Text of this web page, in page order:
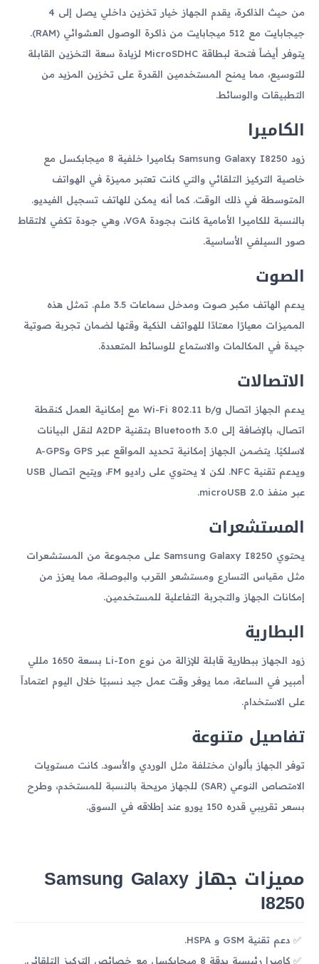
من حيث الذاكرة، يقدم الجهاز خيار تخزين داخلي يصل إلى 4
جيجابايت مع 512 ميجابايت من ذاكرة الوصول العشوائي (RAM).
يتوفر أيضاً فتحة لبطاقة MicroSDHC لزيادة سعة التخزين القابلة
للتوسيع، مما يمنح المستخدمين القدرة على تخزين المزيد من
التطبيقات والوسائط.
الكاميرا
زود Samsung Galaxy I8250 بكاميرا خلفية 8 ميجابكسل مع
خاصية التركيز التلقائي والتي كانت تعتبر مميزة في الهواتف
المتوسطة في ذلك الوقت. كما أنه يمكن للهاتف تسجيل الفيديو.
بالنسبة للكاميرا الأمامية كانت بجودة VGA، وهي جودة تكفي لالتقاط
صور السيلفي الأساسية.
الصوت
يدعم الهاتف مكبر صوت ومدخل سماعات 3.5 ملم. تمثل هذه
المميزات معيارًا معتادًا للهواتف الذكية وقتها لضمان تجربة صوتية
جيدة في المكالمات والاستماع للوسائط المتعددة.
الاتصالات
يدعم الجهاز اتصال Wi-Fi 802.11 b/g مع إمكانية العمل كنقطة
اتصال، بالإضافة إلى Bluetooth 3.0 بتقنية A2DP لنقل البيانات
لاسلكيًا. يتضمن الجهاز إمكانية تحديد المواقع عبر GPS وA-GPS
ويدعم تقنية NFC. لكن لا يحتوي على راديو FM، ويتيح اتصال USB
عبر منفذ microUSB 2.0.
المستشعرات
يحتوي Samsung Galaxy I8250 على مجموعة من المستشعرات
مثل مقياس التسارع ومستشعر القرب والبوصلة، مما يعزز من
إمكانات الجهاز والتجربة التفاعلية للمستخدمين.
البطارية
زود الجهاز ببطارية قابلة للإزالة من نوع Li-Ion بسعة 1650 مللي
أمبير في الساعة، مما يوفر وقت عمل جيد نسبيًا خلال اليوم اعتماداً
على الاستخدام.
تفاصيل متنوعة
توفر الجهاز بألوان مختلفة مثل الوردي والأسود. كانت مستويات
الامتصاص النوعي (SAR) للجهاز مريحة بالنسبة للمستخدم، وطرح
بسعر تقريبي قدره 150 يورو عند إطلاقه في السوق.
مميزات جهاز Samsung Galaxy
I8250
دعم تقنية GSM و HSPA.
كاميرا رئيسية بدقة 8 ميجابكسل مع خصائص التركيز التلقائي.